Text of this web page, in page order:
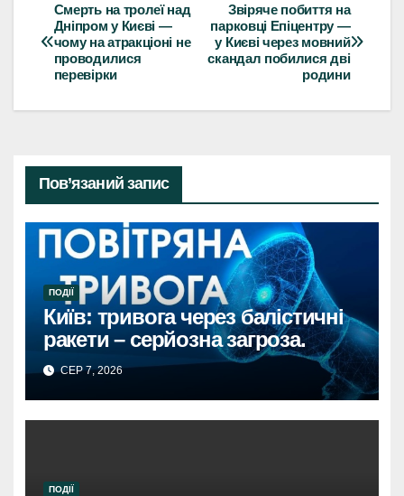
Навігація
записів
Звіряче побиття на
парковці Епіцентру —
у Києві через мовний
скандал побилися дві
родини
Смерть на тролеї над
Дніпром у Києві —
чому на атракціоні не
проводилися
перевірки
Пов’язаний запис
ПОДІЇ
Київ: тривога через балістичні
ракети – серйозна загроза.
СЕР 7, 2026
ПОДІЇ